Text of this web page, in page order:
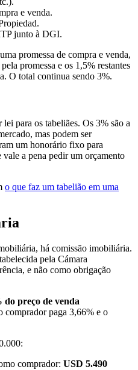
e venda.
junto à DGI.
promessa de compra e venda,
promessa e os 1,5% restantes
O total continua sendo 3%.
para os tabeliães. Os 3% são a
mas podem ser
um honorário fixo para
a pena pedir um orçamento
o que faz um tabelião em uma
há comissão imobiliária.
pela Cámara
e não como obrigação
preço de venda
comprador paga 3,66% e o
comprador: USD 5.490